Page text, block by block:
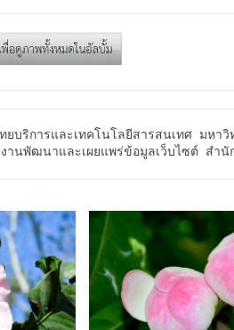
งานพัฒนาและเผยแพร่ข้อมูลเว็บไซต์ สำ